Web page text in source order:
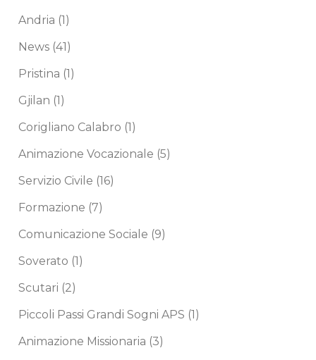
Andria (1)
News (41)
Pristina (1)
Gjilan (1)
Corigliano Calabro (1)
Animazione Vocazionale (5)
Servizio Civile (16)
Formazione (7)
Comunicazione Sociale (9)
Soverato (1)
Scutari (2)
Piccoli Passi Grandi Sogni APS (1)
Animazione Missionaria (3)